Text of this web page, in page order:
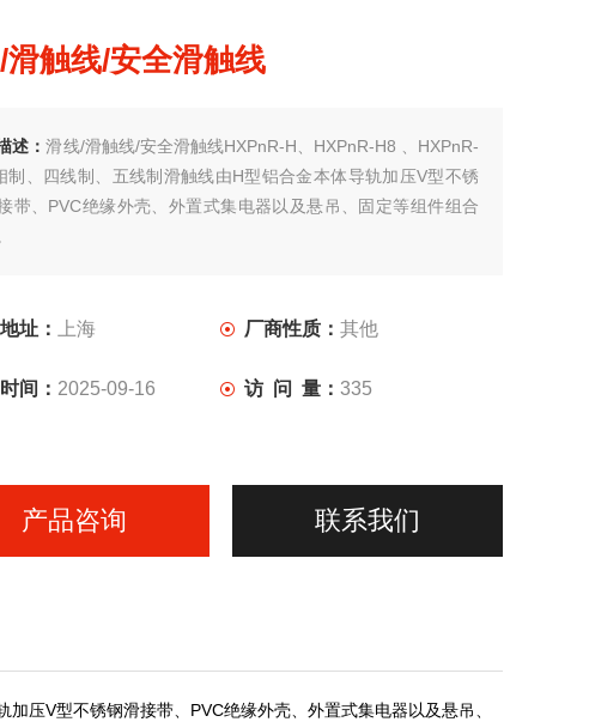
滑触线/安全滑触线
述：滑线/滑触线/安全滑触线HXPnR-H、HXPnR-H8 、HXPnR-
制、四线制、五线制滑触线由H型铝合金本体导轨加压V型不锈
带、PVC绝缘外壳、外置式集电器以及悬吊、固定等组件组合
址： 上海 厂商性质：其他
间： 2025-09-16 访 问 量：335
产品咨询 联系我们
压V型不锈钢滑接带、PVC绝缘外壳、外置式集电器以及悬吊、